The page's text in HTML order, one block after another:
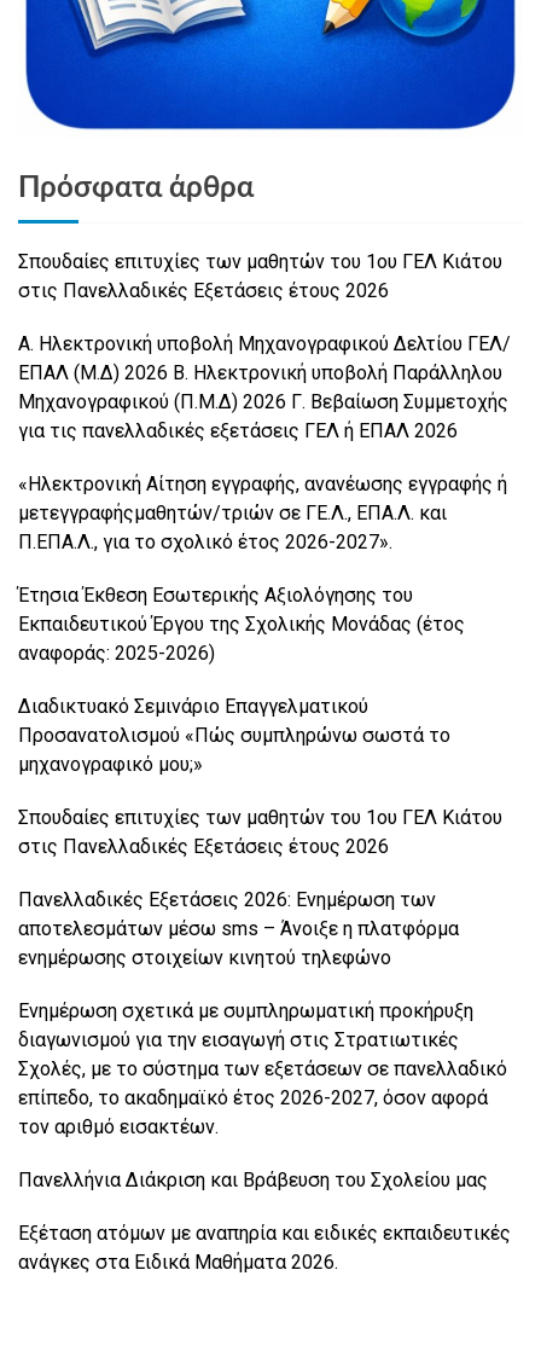
Πρόσφατα άρθρα
Σπουδαίες επιτυχίες των μαθητών του 1ου ΓΕΛ Κιάτου
στις Πανελλαδικές Εξετάσεις έτους 2026
Α. Ηλεκτρονική υποβολή Μηχανογραφικού Δελτίου ΓΕΛ/
ΕΠΑΛ (Μ.Δ) 2026 Β. Ηλεκτρονική υποβολή Παράλληλου
Μηχανογραφικού (Π.Μ.Δ) 2026 Γ. Βεβαίωση Συμμετοχής
για τις πανελλαδικές εξετάσεις ΓΕΛ ή ΕΠΑΛ 2026
«Ηλεκτρονική Αίτηση εγγραφής, ανανέωσης εγγραφής ή
μετεγγραφήςμαθητών/τριών σε ΓΕ.Λ., ΕΠΑ.Λ. και
Π.ΕΠΑ.Λ., για το σχολικό έτος 2026-2027».
Έτησια Έκθεση Εσωτερικής Αξιολόγησης του
Εκπαιδευτικού Έργου της Σχολικής Μονάδας (έτος
αναφοράς: 2025-2026)
Διαδικτυακό Σεμινάριο Επαγγελματικού
Προσανατολισμού «Πώς συμπληρώνω σωστά το
μηχανογραφικό μου;»
Σπουδαίες επιτυχίες των μαθητών του 1ου ΓΕΛ Κιάτου
στις Πανελλαδικές Εξετάσεις έτους 2026
Πανελλαδικές Εξετάσεις 2026: Ενημέρωση των
αποτελεσμάτων μέσω sms – Άνοιξε η πλατφόρμα
ενημέρωσης στοιχείων κινητού τηλεφώνο
Ενημέρωση σχετικά με συμπληρωματική προκήρυξη
διαγωνισμού για την εισαγωγή στις Στρατιωτικές
Σχολές, με το σύστημα των εξετάσεων σε πανελλαδικό
επίπεδο, το ακαδημαϊκό έτος 2026-2027, όσον αφορά
τον αριθμό εισακτέων.
Πανελλήνια Διάκριση και Βράβευση του Σχολείου μας
Εξέταση ατόμων με αναπηρία και ειδικές εκπαιδευτικές
ανάγκες στα Ειδικά Μαθήματα 2026.